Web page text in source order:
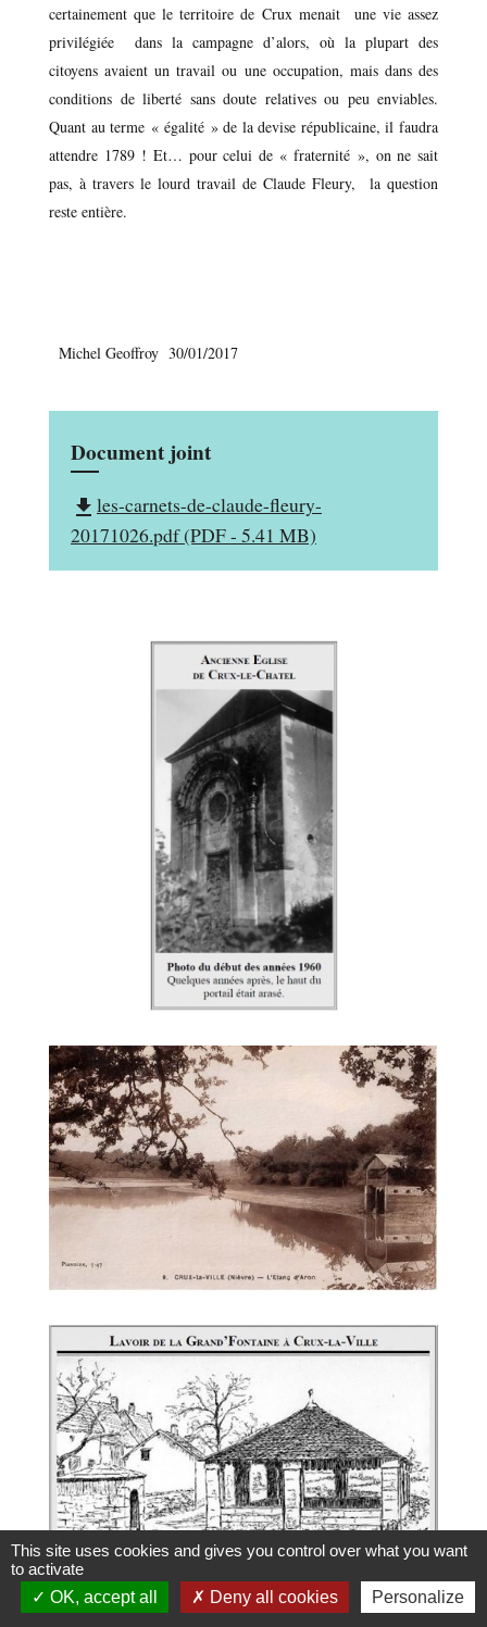
certainement que le territoire de Crux menait une vie assez
privilégiée dans la campagne d’alors, où la plupart des
citoyens avaient un travail ou une occupation, mais dans des
conditions de liberté sans doute relatives ou peu enviables.
Quant au terme « égalité » de la devise républicaine, il faudra
attendre 1789 ! Et… pour celui de « fraternité », on ne sait
pas, à travers le lourd travail de Claude Fleury, la question
reste entière.
Michel Geoffroy 30/01/2017
Document joint
file_download les-carnets-de-claude-fleury-
20171026.pdf (PDF - 5.41 MB)
This site uses cookies and gives you control over what you want
to activate
OK, accept all
Deny all cookies Personalize